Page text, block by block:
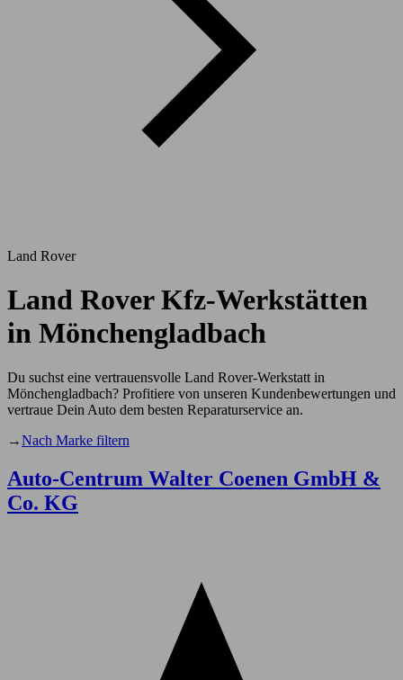
Land Rover
Land Rover Kfz-Werkstätten
in Mönchengladbach
Du suchst eine vertrauensvolle Land Rover-Werkstatt in
Mönchengladbach? Profitiere von unseren Kundenbewertungen und
vertraue Dein Auto dem besten Reparaturservice an.
→Nach Marke filtern
Auto-Centrum Walter Coenen GmbH &
Co. KG